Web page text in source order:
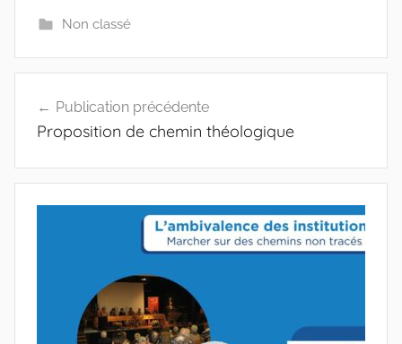
Non classé
Publication précédente
Proposition de chemin théologique